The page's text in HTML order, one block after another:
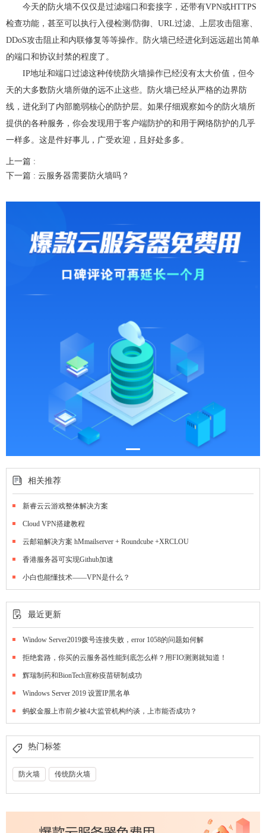
今天的防火墙不仅仅是过滤端口和套接字，还带有VPN或HTTPS
检查功能，甚至可以执行入侵检测/防御、URL过滤、上层攻击阻塞、
DDoS攻击阻止和内联修复等等操作。防火墙已经进化到远远超出简单
的端口和协议封禁的程度了。
IP地址和端口过滤这种传统防火墙操作已经没有太大价值，但今
天的大多数防火墙所做的远不止这些。防火墙已经从严格的边界防
线，进化到了内部脆弱核心的防护层。如果仔细观察如今的防火墙所
提供的各种服务，你会发现用于客户端防护的和用于网络防护的几乎
一样多。这是件好事儿，广受欢迎，且好处多多。
上一篇 :
下一篇 : 云服务器需要防火墙吗？
相关推荐
新睿云云游戏整体解决方案
Cloud VPN搭建教程
云邮箱解决方案 hMmailserver + Roundcube +XRCLOU
香港服务器可实现Github加速
小白也能懂技术——VPN是什么？
最近更新
Window Server2019拨号连接失败，error 1058的问题如何解
拒绝套路，你买的云服务器性能到底怎么样？用FIO测测就知道！
辉瑞制药和BionTech宣称疫苗研制成功
Windows Server 2019 设置IP黑名单
蚂蚁金服上市前夕被4大监管机构约谈，上市能否成功？
热门标签
防火墙 传统防火墙